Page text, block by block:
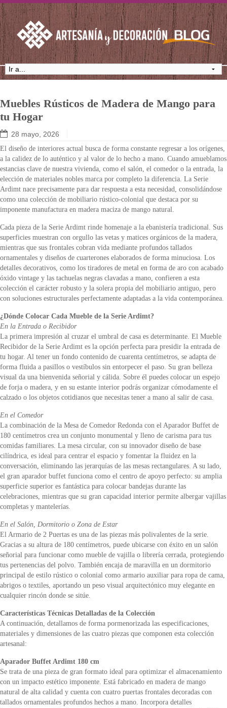
Muebles Rústicos de Madera de Mango para
tu Hogar
28 mayo, 2026
El diseño de interiores actual busca de forma constante regresar a los orígenes,
a la calidez de lo auténtico y al valor de lo hecho a mano. Cuando amueblamos
estancias clave de nuestra vivienda, como el salón, el comedor o la entrada, la
elección de materiales nobles marca por completo la diferencia. La Serie
Ardimt nace precisamente para dar respuesta a esta necesidad, consolidándose
como una colección de mobiliario rústico-colonial que destaca por su
imponente manufactura en madera maciza de mango natural.
Cada pieza de la Serie Ardimt rinde homenaje a la ebanistería tradicional. Sus
superficies muestran con orgullo las vetas y matices orgánicos de la madera,
mientras que sus frontales cobran vida mediante profundos tallados
ornamentales y diseños de cuarterones elaborados de forma minuciosa. Los
detalles decorativos, como los tiradores de metal en forma de aro con acabado
óxido vintage y las tachuelas negras clavadas a mano, confieren a esta
colección el carácter robusto y la solera propia del mobiliario antiguo, pero
con soluciones estructurales perfectamente adaptadas a la vida contemporánea.
¿Dónde Colocar Cada Mueble de la Serie Ardimt?
En la Entrada o Recibidor
La primera impresión al cruzar el umbral de casa es determinante. El Mueble
Recibidor de la Serie Ardimt es la opción perfecta para presidir la entrada de
tu hogar. Al tener un fondo contenido de cuarenta centímetros, se adapta de
forma fluida a pasillos o vestíbulos sin entorpecer el paso. Su gran belleza
visual da una bienvenida señorial y cálida. Sobre él puedes colocar un espejo
de forja o madera, y en su estante interior podrás organizar cómodamente el
calzado o los objetos cotidianos que necesitas tener a mano al salir de casa.
En el Comedor
La combinación de la Mesa de Comedor Redonda con el Aparador Buffet de
180 centímetros crea un conjunto monumental y lleno de carisma para tus
comidas familiares. La mesa circular, con su innovador diseño de base
cilíndrica, es ideal para centrar el espacio y fomentar la fluidez en la
conversación, eliminando las jerarquías de las mesas rectangulares. A su lado,
el gran aparador buffet funciona como el centro de apoyo perfecto: su amplia
superficie superior es fantástica para colocar bandejas durante las
celebraciones, mientras que su gran capacidad interior permite albergar vajillas
completas y mantelerías.
En el Salón, Dormitorio o Zona de Estar
El Armario de 2 Puertas es una de las piezas más polivalentes de la serie.
Gracias a su altura de 180 centímetros, puede ubicarse con éxito en un salón
señorial para funcionar como mueble de vajilla o librería cerrada, protegiendo
tus pertenencias del polvo. También encaja de maravilla en un dormitorio
principal de estilo rústico o colonial como armario auxiliar para ropa de cama,
abrigos o textiles, aportando un peso visual arquitectónico muy elegante en
cualquier rincón donde se sitúe.
Características Técnicas Detalladas de la Colección
A continuación, detallamos de forma pormenorizada las especificaciones,
materiales y dimensiones de las cuatro piezas que componen esta colección
artesanal:
Aparador Buffet Ardimt 180 cm
Se trata de una pieza de gran formato ideal para optimizar el almacenamiento
con un impacto estético imponente. Está fabricado en madera de mango
natural de alta calidad y cuenta con cuatro puertas frontales decoradas con
tallados ornamentales profundos hechos a mano. Incorpora detalles